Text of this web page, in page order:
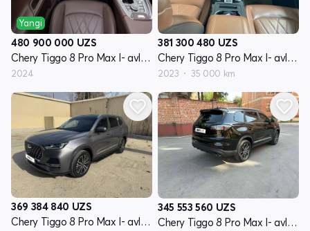
Yangi
480 900 000 UZS
Chery Tiggo 8 Pro Max I- avlod restyling
2024
381 300 480 UZS
Chery Tiggo 8 Pro Max I- avlod restyling
2023 35 000 km
369 384 840 UZS
Chery Tiggo 8 Pro Max I- avlod restyling
345 553 560 UZS
Chery Tiggo 8 Pro Max I- avlod restyling